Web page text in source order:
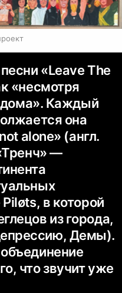
«Leave The
«несмотря
дома». Каждый
она
alone» (англ.
—
в которой
из города,
Демы).
что звучит уже